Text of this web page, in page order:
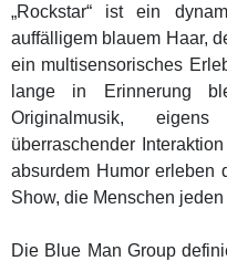
„Rockstar“ ist ein
auffälligem blauem Haar,
ein multisensorisches
lange in Erinnerung
Originalmusik, eigens
überraschender
absurdem Humor erleben
Show, die Menschen
Die Blue Man Group